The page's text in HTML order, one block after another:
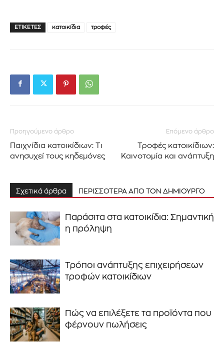
ΕΤΙΚΈΤΕΣ κατοικίδια τροφές
Προηγούμενο άρθρο
Παιχνίδια κατοικίδιων: Τι
ανησυχεί τους κηδεμόνες
Επόμενο άρθρο
Τροφές κατοικίδιων:
Καινοτομία και ανάπτυξη
Σχετικά άρθρα ΠΕΡΙΣΣΟΤΕΡΑ ΑΠΟ ΤΟΝ ΔΗΜΙΟΥΡΓΟ
Παράσιτα στα κατοικίδια: Σημαντική
η πρόληψη
Τρόποι ανάπτυξης επιχειρήσεων
τροφών κατοικίδιων
Πώς να επιλέξετε τα προϊόντα που
φέρνουν πωλήσεις